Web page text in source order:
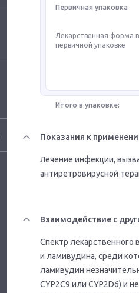
Первичная упаковка
Лекарственная форма
первичной упаковке
Итого в упаковке:
Показания к
Лечение инфекции,
антиретровирусной
Взаимодействие с
Спектр лекарственного
и ламивудина, среди
ламивудин
CYP2С9 или CYP2D6) и